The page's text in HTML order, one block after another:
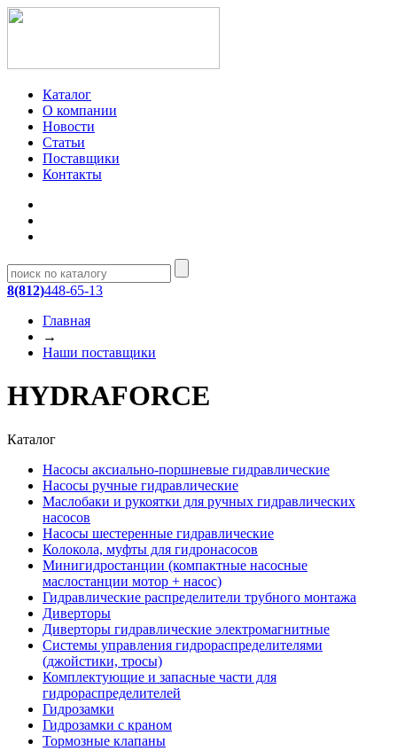
Каталог
О компании
Новости
Статьи
Поставщики
Контакты
8(812)448-65-13
Главная
→
Наши поставщики
HYDRAFORCE
Каталог
Насосы аксиально-поршневые гидравлические
Насосы ручные гидравлические
Маслобаки и рукоятки для ручных гидравлических
насосов
Насосы шестеренные гидравлические
Колокола, муфты для гидронасосов
Минигидростанции (компактные насосные
маслостанции мотор + насос)
Гидравлические распределители трубного монтажа
Диверторы
Диверторы гидравлические электромагнитные
Системы управления гидрораспределителями
(джойстики, тросы)
Комплектующие и запасные части для
гидрораспределителей
Гидрозамки
Гидрозамки с краном
Тормозные клапаны